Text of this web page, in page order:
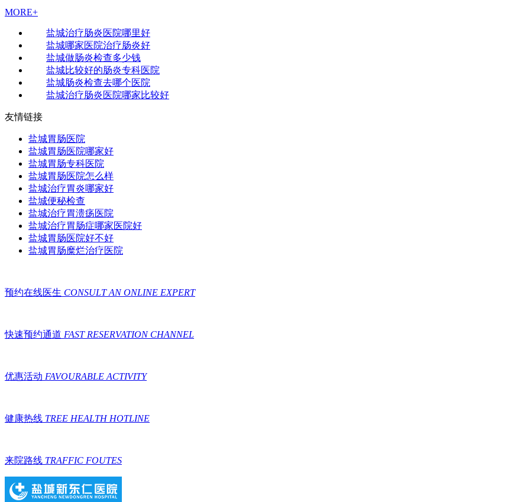
MORE+
盐城治疗肠炎医院哪里好
盐城哪家医院治疗肠炎好
盐城做肠炎检查多少钱
盐城比较好的肠炎专科医院
盐城肠炎检查去哪个医院
盐城治疗肠炎医院哪家比较好
友情链接
盐城胃肠医院
盐城胃肠医院哪家好
盐城胃肠专科医院
盐城胃肠医院怎么样
盐城治疗胃炎哪家好
盐城便秘检查
盐城治疗胃溃疡医院
盐城治疗胃肠症哪家医院好
盐城胃肠医院好不好
盐城胃肠糜烂治疗医院
预约在线医生 CONSULT AN ONLINE EXPERT
快速预约通道 FAST RESERVATION CHANNEL
优惠活动 FAVOURABLE ACTIVITY
健康热线 TREE HEALTH HOTLINE
来院路线 TRAFFIC FOUTES